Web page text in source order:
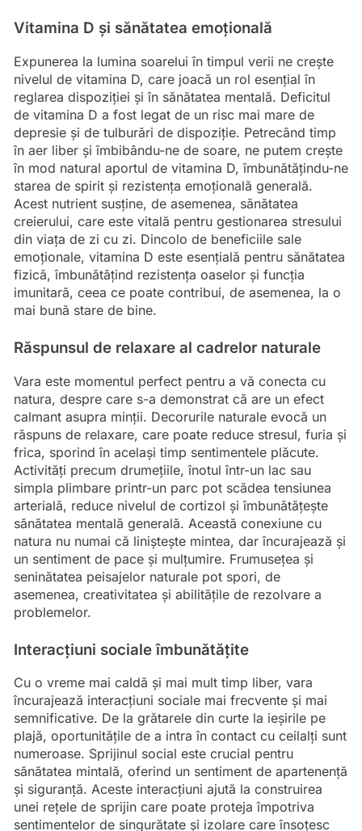
Vitamina D și sănătatea emoțională
Expunerea la lumina soarelui în timpul verii ne crește
nivelul de vitamina D, care joacă un rol esențial în
reglarea dispoziției și în sănătatea mentală. Deficitul
de vitamina D a fost legat de un risc mai mare de
depresie și de tulburări de dispoziție. Petrecând timp
în aer liber și îmbibându-ne de soare, ne putem crește
în mod natural aportul de vitamina D, îmbunătățindu-ne
starea de spirit și rezistența emoțională generală.
Acest nutrient susține, de asemenea, sănătatea
creierului, care este vitală pentru gestionarea stresului
din viața de zi cu zi. Dincolo de beneficiile sale
emoționale, vitamina D este esențială pentru sănătatea
fizică, îmbunătățind rezistența oaselor și funcția
imunitară, ceea ce poate contribui, de asemenea, la o
mai bună stare de bine.
Răspunsul de relaxare al cadrelor naturale
Vara este momentul perfect pentru a vă conecta cu
natura, despre care s-a demonstrat că are un efect
calmant asupra minții. Decorurile naturale evocă un
răspuns de relaxare, care poate reduce stresul, furia și
frica, sporind în același timp sentimentele plăcute.
Activități precum drumețiile, înotul într-un lac sau
simpla plimbare printr-un parc pot scădea tensiunea
arterială, reduce nivelul de cortizol și îmbunătățește
sănătatea mentală generală. Această conexiune cu
natura nu numai că liniștește mintea, dar încurajează și
un sentiment de pace și mulțumire. Frumusețea și
seninătatea peisajelor naturale pot spori, de
asemenea, creativitatea și abilitățile de rezolvare a
problemelor.
Interacțiuni sociale îmbunătățite
Cu o vreme mai caldă și mai mult timp liber, vara
încurajează interacțiuni sociale mai frecvente și mai
semnificative. De la grătarele din curte la ieșirile pe
plajă, oportunitățile de a intra în contact cu ceilalți sunt
numeroase. Sprijinul social este crucial pentru
sănătatea mintală, oferind un sentiment de apartenență
și siguranță. Aceste interacțiuni ajută la construirea
unei rețele de sprijin care poate proteja împotriva
sentimentelor de singurătate și izolare care însoțesc